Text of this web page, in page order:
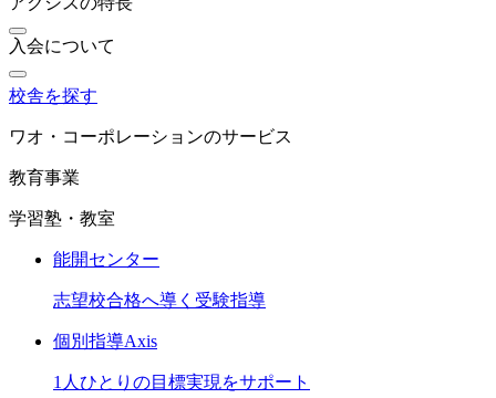
入会について
校舎を探す
ワオ・コーポレーションのサービス
教育事業
学習塾・教室
能開センター
志望校合格へ導く受験指導
個別指導Axis
1人ひとりの目標実現をサポート